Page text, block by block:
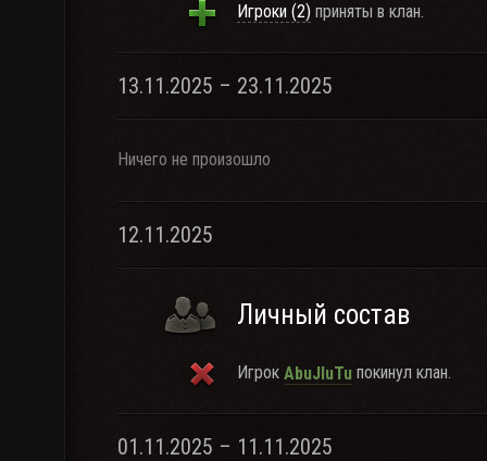
Игроки (2) приняты в клан.
13.11.2025 – 23.11.2025
Ничего не произошло
12.11.2025
Личный состав
Игрок AbuJluTu покинул клан.
01.11.2025 – 11.11.2025